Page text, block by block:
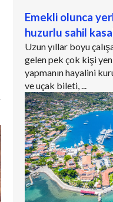
Emekli olunca
huzurlu sahil
Uzun yıllar boyu
gelen pek çok kişi
yapmanın hayalini
ve uçak bileti, ...